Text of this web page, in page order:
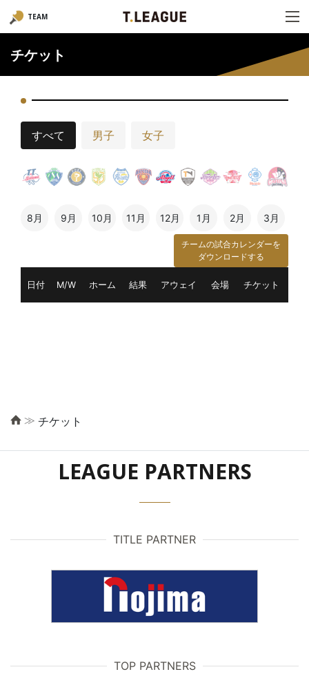
TEAM
チケット
すべて 男子 女子
8月 9月 10月 11月 12月 1月 2月 3月
チームの試合カレンダーを
ダウンロードする
日付 M/W ホーム 結果 アウェイ 会場 チケット
≫ チケット
LEAGUE PARTNERS
TITLE PARTNER
TOP PARTNERS